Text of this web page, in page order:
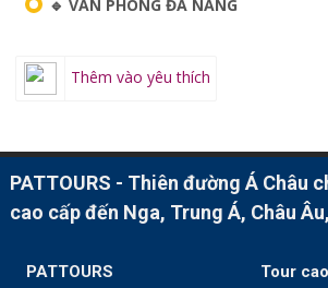
🔹 VĂN PHÒNG ĐÀ NẴNG
Thêm vào yêu thích
PATTOURS - Thiên đường Á Châu
cao cấp đến Nga, Trung Á, Châu
PATTOURS Tour